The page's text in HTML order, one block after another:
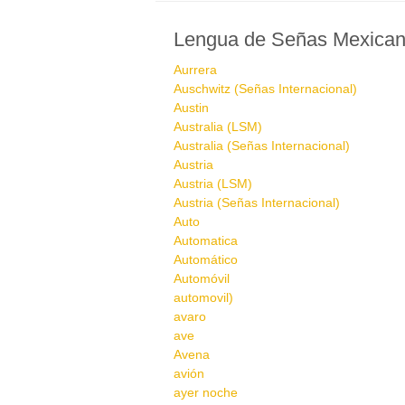
Lengua de Señas
Aurrera
Auschwitz (Señas Internacional)
Austin
Australia (LSM)
Australia (Señas Internacional)
Austria
Austria (LSM)
Austria (Señas Internacional)
Auto
Automatica
Automático
Automóvil
automovil)
avaro
ave
Avena
avión
ayer noche